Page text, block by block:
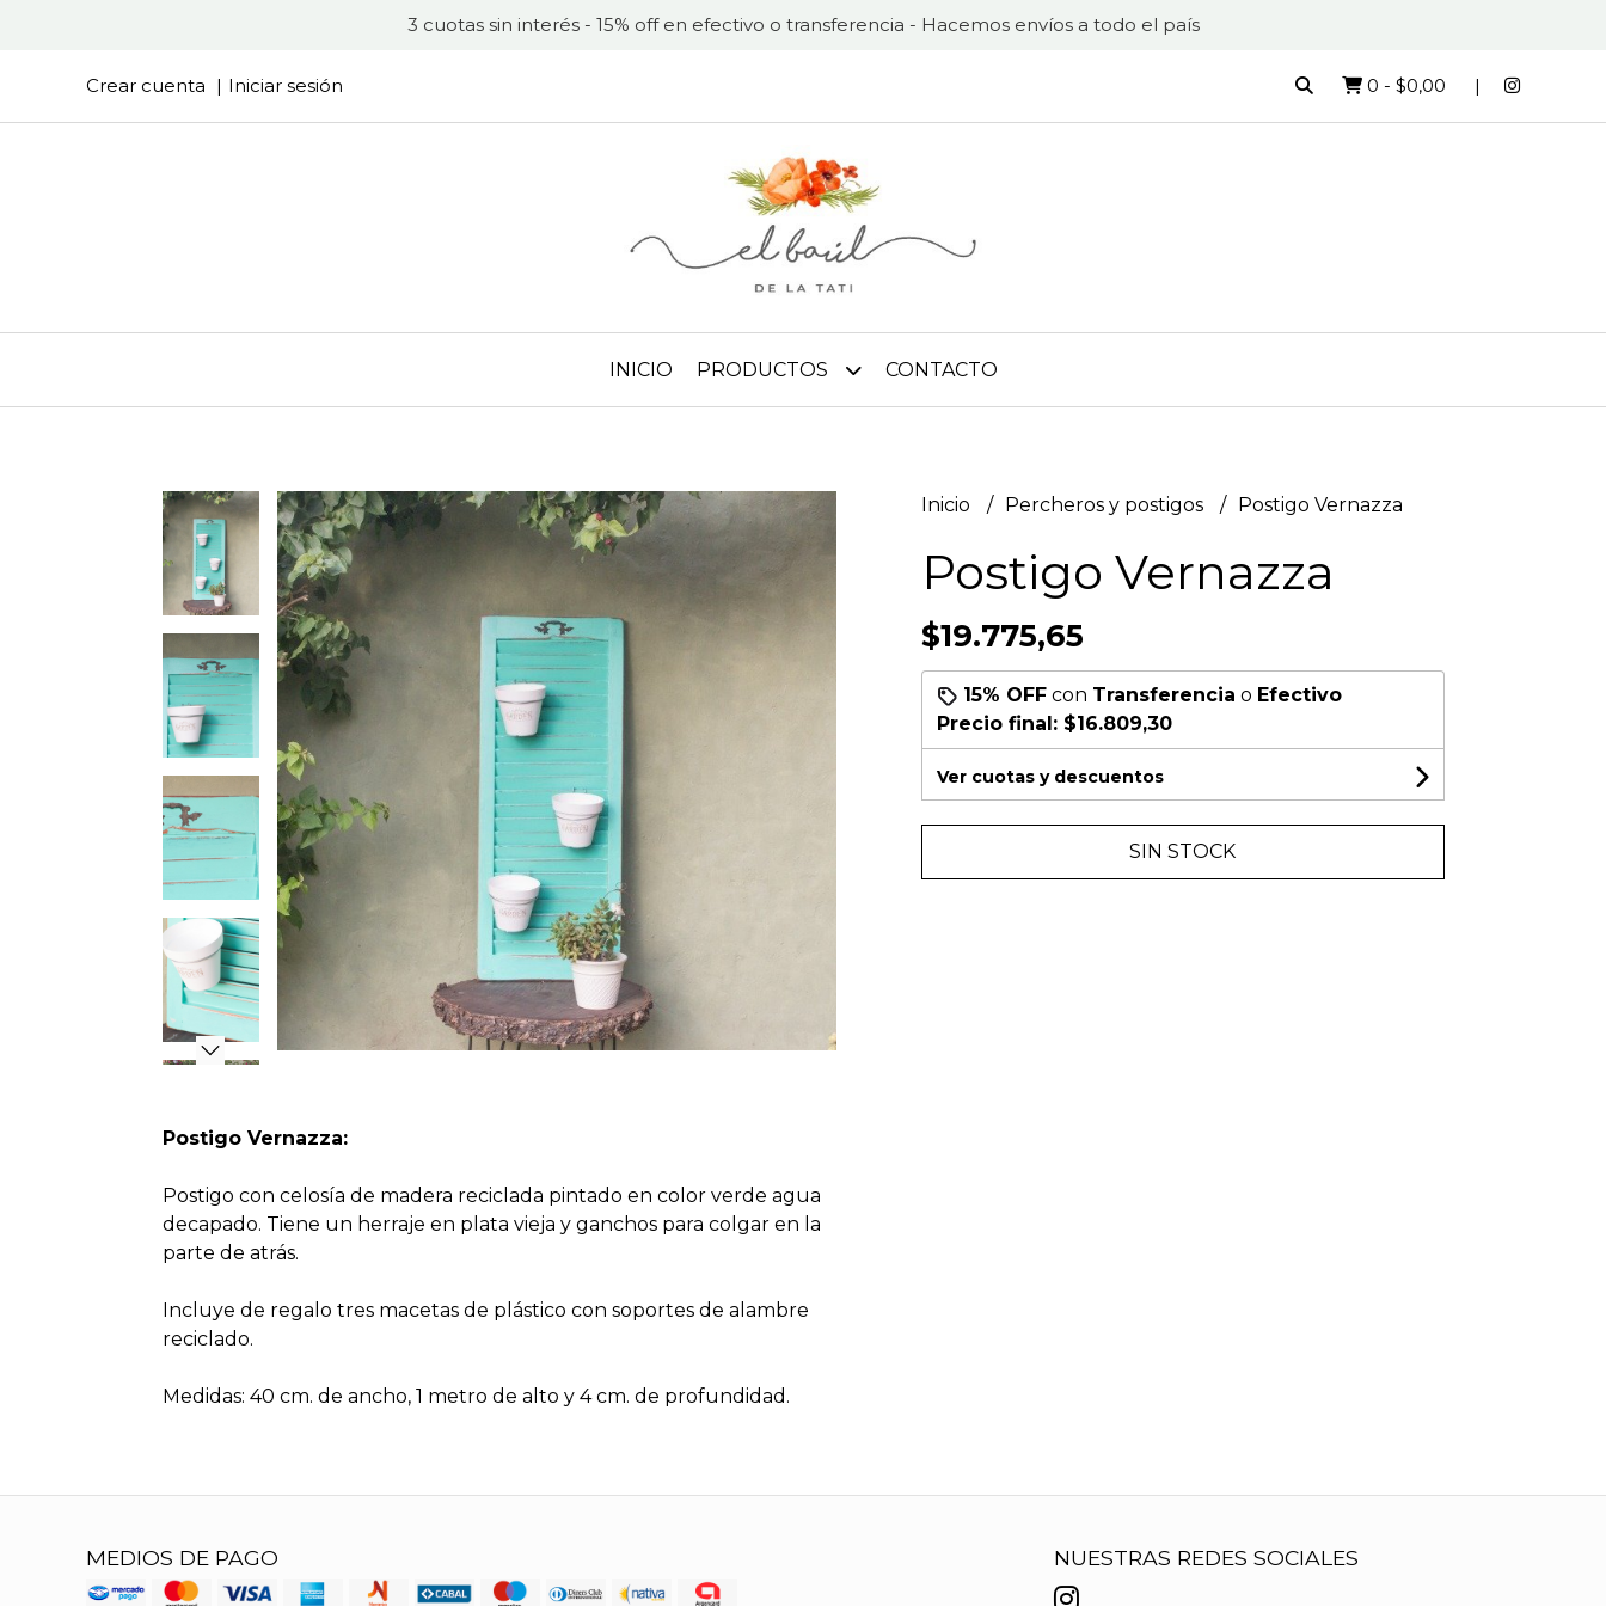
3 cuotas sin interés - 15% off en efectivo o transferencia - Hacemos envíos a todo el país
Crear cuenta Iniciar sesión 0 - $0,00
INICIO PRODUCTOS CONTACTO
Postigo Vernazza:
Postigo con celosía de madera reciclada pintado en color verde agua
decapado. Tiene un herraje en plata vieja y ganchos para colgar en la
parte de atrás.
Incluye de regalo tres macetas de plástico con soportes de alambre
reciclado.
Medidas: 40 cm. de ancho, 1 metro de alto y 4 cm. de profundidad.
Inicio Percheros y postigos Postigo Vernazza
Postigo Vernazza
$19.775,65
15% OFFcon Transferencia o Efectivo
Precio final: $16.809,30
Ver cuotas y descuentos
SIN STOCK
MEDIOS DE PAGO NUESTRAS REDES SOCIALES